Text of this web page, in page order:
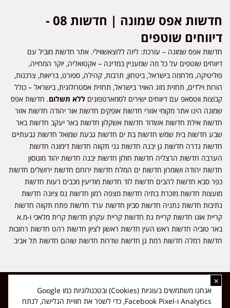
חדשות אפס שמונה | חדשות 08 -
דיווחים שוטפים
חדשות אפס שמונה – עורכת: ליזה ללוצאשווילי. אתר חדשות מוביל עם
דיווחים שוטפים על כל מה שמעניין במדינה – אקטואליה, יוקר המחייה,
פוליטיקה, מלחמה בישראל, ביטחון, תרבות, קהילה, ספורט, בריאות, צרכנות,
הורות וילדים, תחזית מזג האויר בישראל, תחזית אסטרולוגית, בישראל – כולל
קבוצות ווטסאפ עם דיווחים ישירים לסמארטפונים ללא תשלום. חדשות אפס
שמונה הינו אתר מקומי אזורי חדשות אופקים חדשות אור יהודה חדשות אזור
חדשות אילת חדשות אשדוד חדשות אשקלון חדשות באר יעקב חדשות באר
שבע חדשות בית שמש חדשות בת ים חדשות גבעת שמואל חדשות גבעתיים
חדשות גדרה חדשות גן יבנה חדשות גני תקווה חדשות דימונה חדשות
הערבה חדשות הרצליה חדשות חולון חדשות יבנה חדשות יהוד מונוסון
חדשות יהודה ושומרון חדשות ים המלח חדשות ירוחם חדשות ירושלים חדשות
כפר סבא חדשות להבים חדשות לוד חדשות מודיעין מכבים רעות חדשות
מועצות חדשות מזכרת בתיה חדשות מצפה רמון חדשות נס ציונה חדשות
נתיבות חדשות נתניה חדשות סביון חדשות ערד חדשות פתח תקווה חדשות
קריית אונו חדשות קריית גת חדשות קריית עקרון חדשות קרית מלאכי ו-מ.א
באר טוביה חדשות ראש העין חדשות ראשון לציון חדשות רהט חדשות רחובות
חדשות רמלה חדשות רמת גן חדשות שדרות חדשות שוהם חדשות תל אביב
כל הזכויות שמורות ל-ליזה ללוצאשווילי - חדשות אפס שמונה - דיווחים בזמן
אמת, נוסד בשנת 2019 | טל' לפרסומים 054-9759222 מייל מערכת
news08.net@gmail.com
×
אנחנו משתמשים בעוגיות (Cookies) ובטכנולוגיות כמו Google
Analytics ו-Facebook Pixel, כדי לשפר את חוויית הגלישה, לנתח